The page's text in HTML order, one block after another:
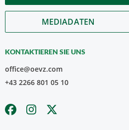
MEDIADATEN
KONTAKTIEREN SIE UNS
office@oevz.com
+43 2266 801 05 10